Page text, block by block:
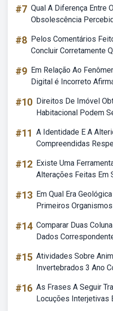
#7 Qual A Diferença Entre
Obsolescência
#8 Pelos Comentários
Concluir Corretamente
#9 Em Relação Ao
Digital é Incorreto
#10 Direitos De Imóvel
Habitacional Podem
#11 A Identidade E A
Compreendidas
#12 Existe Uma
Alterações Feitas Em
#13 Em Qual Era
Primeiros
#14 Comparar Duas
Dados
#15 Atividades Sobre
Invertebrados 3 Ano
#16 As Frases A Seguir
Locuções Interjetivas